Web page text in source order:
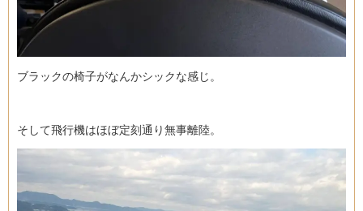
ブラックの椅子がなんかシックな感じ。
そして飛行機はほぼ定刻通り無事離陸。